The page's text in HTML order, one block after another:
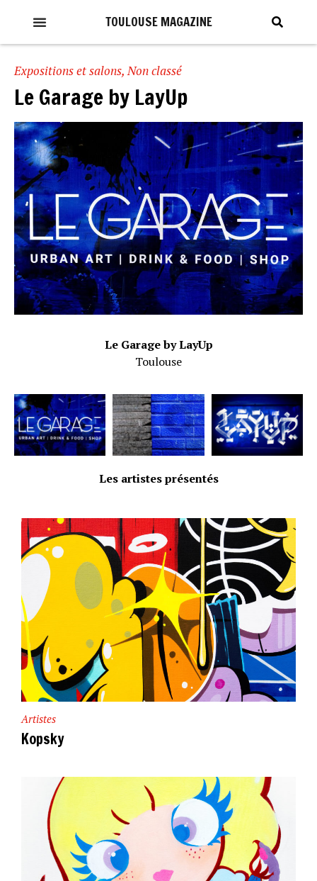
TOULOUSE MAGAZINE
Expositions et salons,Non classé
Le Garage by LayUp
Le Garage by LayUp
Toulouse
Les artistes présentés
Artistes
Kopsky